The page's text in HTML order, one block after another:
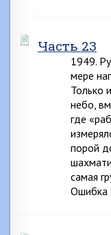
Часть 23
1949.
мере
Только
небо,
где
порой
самая
Ошибка